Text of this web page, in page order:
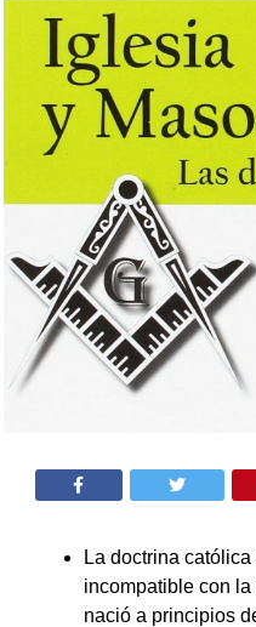
La doctrina
incompatible con
nació a principios